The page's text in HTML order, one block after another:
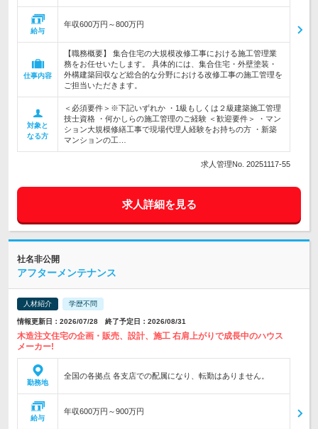
給与
年収600万円～800万円
仕事内容
【職務概要】 集合住宅の大規模改修工事における施工管理業
務をお任せいたします。 具体的には、集合住宅・外壁塗装・
外構建築回収など総合的な分野における改修工事の施工管理を
ご担当いただきます。
対象と
なる方
＜必須要件＞※下記いずれか ・1級もしくは２級建築施工管理
技士資格 ・何かしらの施工管理のご経験 ＜歓迎要件＞ ・マン
ション大規模修繕工事で現場代理人経験をお持ちの方 ・新築
マンションの工…
求人管理No. 20251117-55
求人詳細を見る
社名非公開
アフターメンテナンス
人材紹介 学歴不問
情報更新日：2026/07/28 終了予定日：2026/08/31
木造注文住宅の企画・販売、設計、施工 右肩上がりで成長中のハウス
メーカー!
勤務地
全国の各拠点 各支店での配属になり、転勤はありません。
給与
年収600万円～900万円